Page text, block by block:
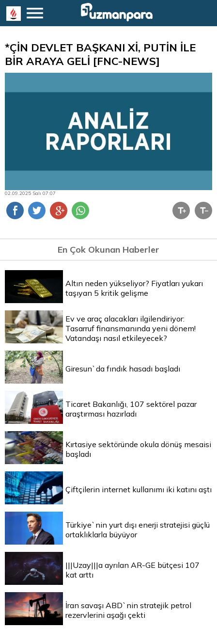
*ÇİN DEVLET BAŞKANI Xİ, PUTİN İLE
BİR ARAYA GELİ [FNC-NEWS]
02.09.2025 Salı 07:07
En Çok Okunan Haberler
Altın neden yükseliyor? Fiyatları yukarı
taşıyan 5 kritik gelişme
Ev ve araç alacakları ilgilendiriyor:
Tasarruf finansmanında yeni dönem!
Vatandaşı nasıl etkileyecek?
Giresun`da fındık hasadı başladı
Ticaret Bakanlığı, 107 sektörel pazar
araştırması hazırladı
Kırtasiye sektöründe okula dönüş mesaisi
başladı
Çiftçilerin internet kullanımı iki katını aştı
Türkiye`nin yurt dışı enerji stratejisi güçlü
ortaklıklarla büyüyor
|||Uzay|||a ayrılan AR-GE bütçesi 107
kat arttı
İran savaşı ABD`nin stratejik petrol
rezervlerini aşağı çekti